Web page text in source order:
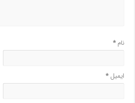
نام*
ایمیل*